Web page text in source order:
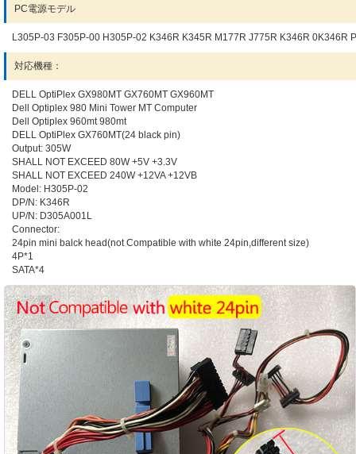
PC電源モデル
L305P-03 F305P-00 H305P-02 K346R K345R M177R J775R K346R 0K346R
対応機種：
DELL OptiPlex GX980MT GX760MT GX960MT
Dell Optiplex 980 Mini Tower MT Computer
Dell Optiplex 960mt 980mt
DELL OptiPlex GX760MT(24 black pin)
Output: 305W
SHALL NOT EXCEED 80W +5V +3.3V
SHALL NOT EXCEED 240W +12VA +12VB
Model: H305P-02
DP/N: K346R
UP/N: D305A001L
Connector:
24pin mini balck head(not Compatible with white 24pin,different size)
4P*1
SATA*4